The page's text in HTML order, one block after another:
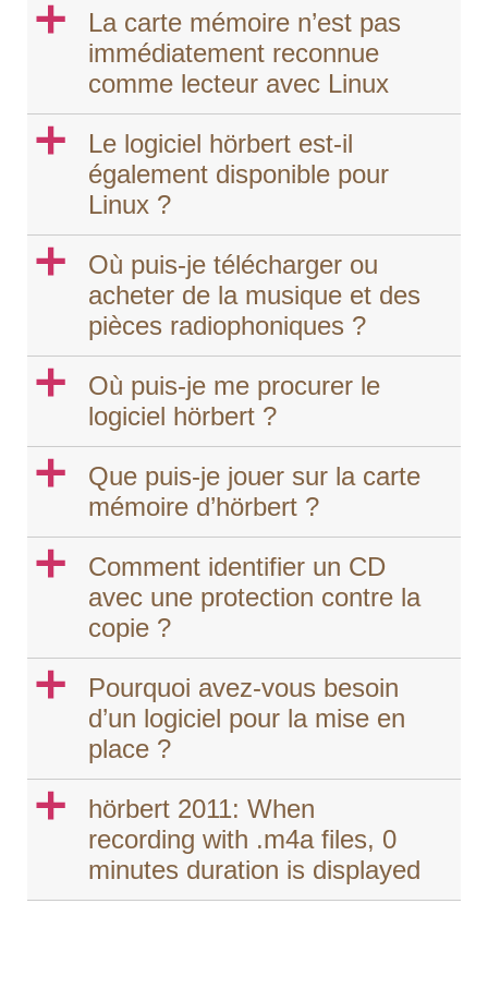
a
La carte mémoire n’est pas
immédiatement reconnue
comme lecteur avec Linux
a
Le logiciel hörbert est-il
également disponible pour
Linux ?
a
Où puis-je télécharger ou
acheter de la musique et des
pièces radiophoniques ?
a
Où puis-je me procurer le
logiciel hörbert ?
a
Que puis-je jouer sur la carte
mémoire d’hörbert ?
a
Comment identifier un CD
avec une protection contre la
copie ?
a
Pourquoi avez-vous besoin
d’un logiciel pour la mise en
place ?
a
hörbert 2011: When
recording with .m4a files, 0
minutes duration is displayed